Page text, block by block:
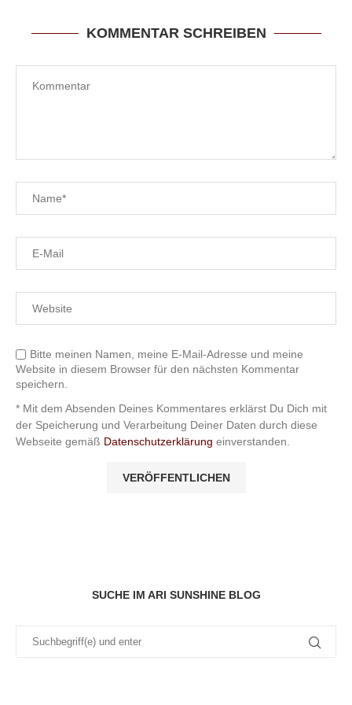
KOMMENTAR SCHREIBEN
Bitte meinen Namen, meine E-Mail-Adresse und meine
Website in diesem Browser für den nächsten Kommentar
speichern.
* Mit dem Absenden Deines Kommentares erklärst Du Dich mit
der Speicherung und Verarbeitung Deiner Daten durch diese
Webseite gemäß Datenschutzerklärung einverstanden.
SUCHE IM ARI SUNSHINE BLOG